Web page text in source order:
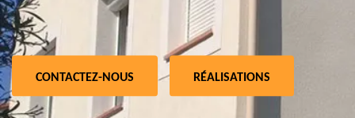
CONTACTEZ-NOUS RÉALISATIONS